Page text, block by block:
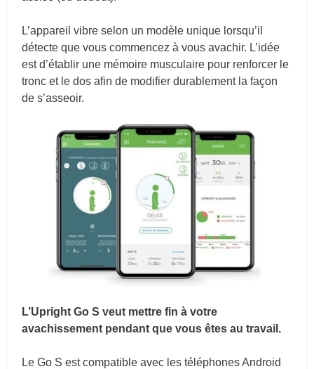
L’appareil vibre selon un modèle unique lorsqu’il
détecte que vous commencez à vous avachir. L’idée
est d’établir une mémoire musculaire pour renforcer le
tronc et le dos afin de modifier durablement la façon
de s’asseoir.
L’Upright Go S veut mettre fin à votre
avachissement pendant que vous êtes au travail.
Le Go S est compatible avec les téléphones Android